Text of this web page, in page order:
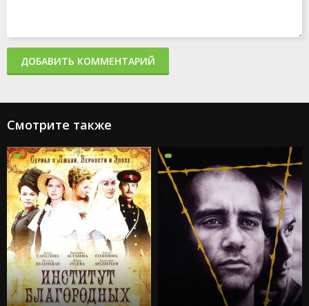
ДОБАВИТЬ КОММЕНТАРИЙ
Смотрите также